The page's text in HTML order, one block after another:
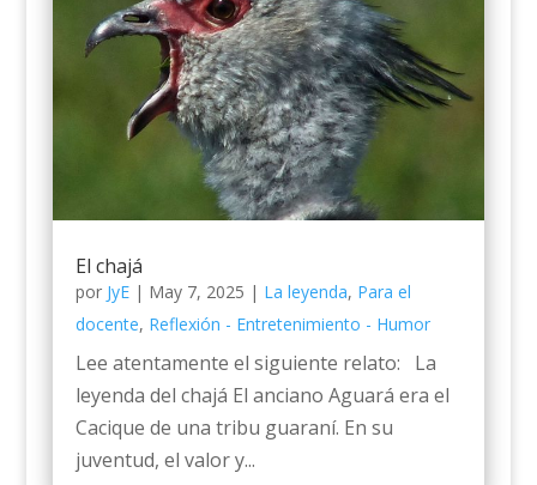
El chajá
por JyE| May 7, 2025 | La leyenda, Para el
docente, Reflexión - Entretenimiento - Humor
Lee atentamente el siguiente relato: La
leyenda del chajá El anciano Aguará era el
Cacique de una tribu guaraní. En su
juventud, el valor y...